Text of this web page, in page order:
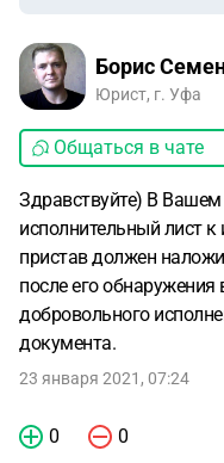
Борис
Юрист, г. Уфа
Общаться в чате
Здравствуйте) В Вашем
исполнительный лист
пристав должен
после его обнаружения
добровольного
документа.
23 января 2021, 07:24
0 0